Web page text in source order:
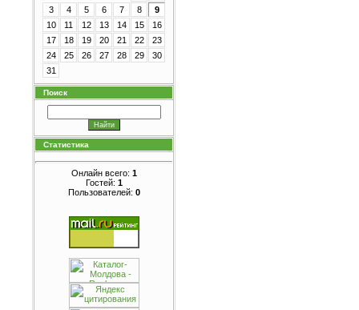
3
4 5 6 7 8
9
10
11 12 13 14 15
16
17
18 19 20 21 22
23
24
25 26 27 28 29
30
31
Поиск
Статистика
Онлайн всего: 1
Гостей: 1
Пользователей: 0